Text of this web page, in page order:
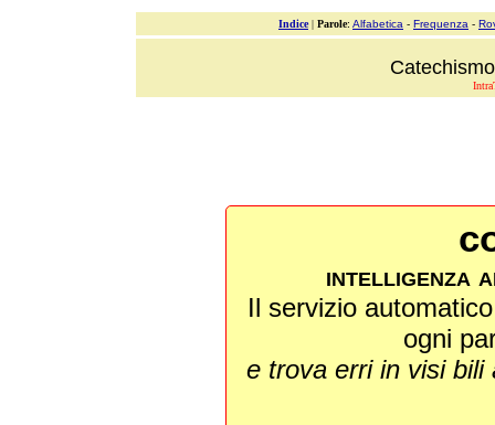
Indice| Parole: Alfabetica - Frequenza -
intelligenza
Il servizio
ogni
e trova erri in visi